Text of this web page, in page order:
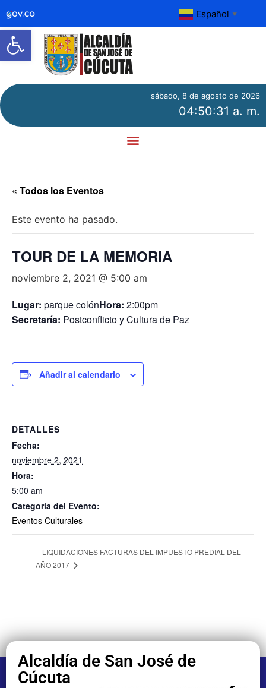
Abrir barra de herramientas
Español ▼
sábado, 8 de agosto de 2026
04:50:31 a. m.
« Todos los Eventos
Este evento ha pasado.
TOUR DE LA MEMORIA
noviembre 2, 2021 @ 5:00 am
Lugar: parque colónHora: 2:00pm
Secretaría: Postconflicto y Cultura de Paz
Añadir al calendario
DETALLES
Fecha:
noviembre 2, 2021
Hora:
5:00 am
Categoría del Evento:
Eventos Culturales
LIQUIDACIONES FACTURAS DEL IMPUESTO PREDIAL DEL
AÑO 2017
Alcaldía de San José de
Cúcuta